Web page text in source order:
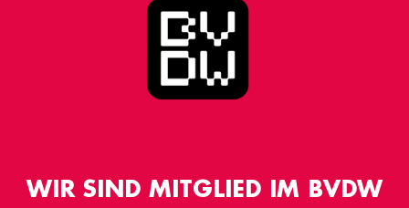
WIR SIND MITGLIED IM BVDW